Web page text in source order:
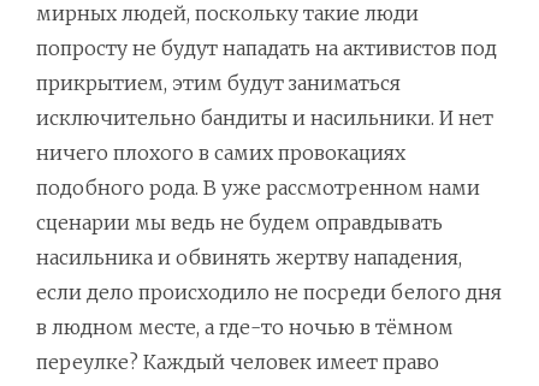
мирных людей, поскольку такие люди
попросту не будут нападать на активистов под
прикрытием, этим будут заниматься
исключительно бандиты и насильники. И нет
ничего плохого в самих провокациях
подобного рода. В уже рассмотренном нами
сценарии мы ведь не будем оправдывать
насильника и обвинять жертву нападения,
если дело происходило не посреди белого дня
в людном месте, а где-то ночью в тёмном
переулке? Каждый человек имеет право